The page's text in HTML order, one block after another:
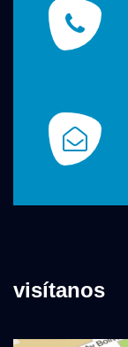
visítanos